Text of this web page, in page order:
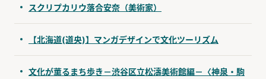
スクリプカリウ落合安奈（美術家）
【北海道(道央)】マンガデザインで文化ツーリズム
文化が薫るまち歩き－渋谷区立松濤美術館編－〈神泉・駒